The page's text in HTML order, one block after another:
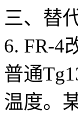
三、替
6. FR-4
普通
温度。